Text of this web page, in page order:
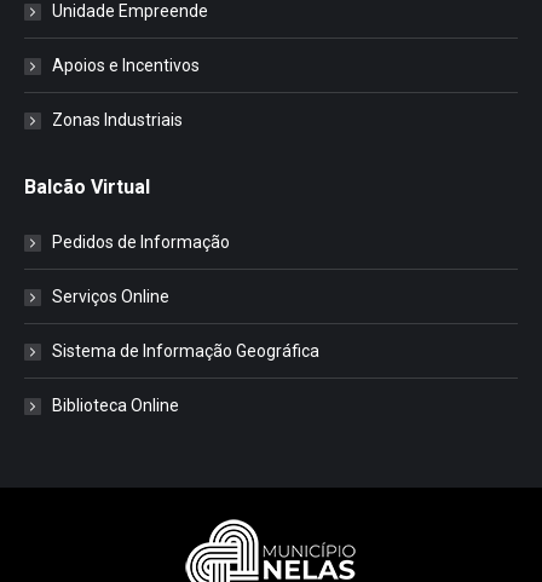
Unidade Empreende
Apoios e Incentivos
Zonas Industriais
Balcão Virtual
Pedidos de Informação
Serviços Online
Sistema de Informação Geográfica
Biblioteca Online